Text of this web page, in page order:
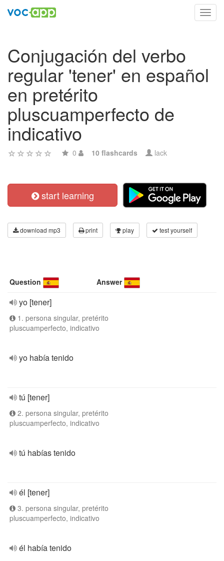
Conjugación del verbo
regular 'tener' en español
en pretérito
pluscuamperfecto de
indicativo
0 10 flashcards lack
start learning
download mp3 print play test yourself
Question Answer
yo [tener]
1. persona singular, pretérito
pluscuamperfecto, indicativo
yo había tenido
tú [tener]
2. persona singular, pretérito
pluscuamperfecto, indicativo
tú habías tenido
él [tener]
3. persona singular, pretérito
pluscuamperfecto, indicativo
él había tenido